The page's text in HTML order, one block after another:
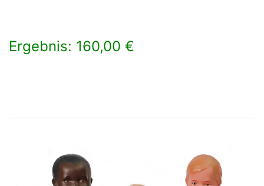
Ergebnis: 160,00 €